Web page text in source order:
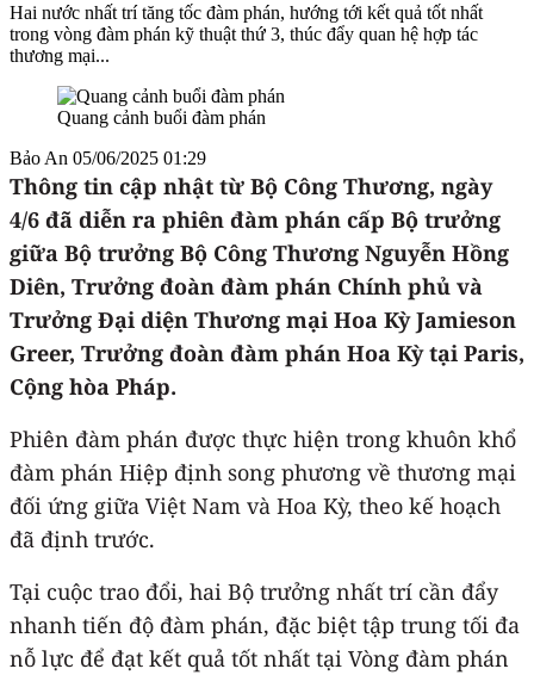
Hai nước nhất trí tăng tốc đàm phán, hướng tới kết quả tốt nhất
trong vòng đàm phán kỹ thuật thứ 3, thúc đẩy quan hệ hợp tác
thương mại...
Quang cảnh buổi đàm phán
Bảo An 05/06/2025 01:29
Thông tin cập nhật từ Bộ Công Thương, ngày
4/6 đã diễn ra phiên đàm phán cấp Bộ trưởng
giữa Bộ trưởng Bộ Công Thương Nguyễn Hồng
Diên, Trưởng đoàn đàm phán Chính phủ và
Trưởng Đại diện Thương mại Hoa Kỳ Jamieson
Greer, Trưởng đoàn đàm phán Hoa Kỳ tại Paris,
Cộng hòa Pháp.
Phiên đàm phán được thực hiện trong khuôn khổ
đàm phán Hiệp định song phương về thương mại
đối ứng giữa Việt Nam và Hoa Kỳ, theo kế hoạch
đã định trước.
Tại cuộc trao đổi, hai Bộ trưởng nhất trí cần đẩy
nhanh tiến độ đàm phán, đặc biệt tập trung tối đa
nỗ lực để đạt kết quả tốt nhất tại Vòng đàm phán